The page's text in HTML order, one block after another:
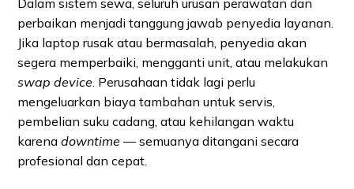
perbaikan menjadi tanggung jawab penyedia layanan.
Jika laptop rusak atau bermasalah, penyedia akan
segera memperbaiki, mengganti unit, atau melakukan
swap device . Perusahaan tidak lagi perlu
mengeluarkan biaya tambahan untuk servis,
pembelian suku cadang, atau kehilangan waktu
karenadowntime — semuanya ditangani secara
profesional dan cepat.